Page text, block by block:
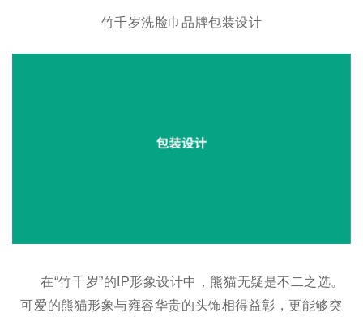
竹千岁洗脸巾品牌包装设计
在“竹千岁”的IP形象设计中，熊猫无疑是不二之选。
可爱的熊猫形象与雍容华贵的头饰相得益彰，更能够突